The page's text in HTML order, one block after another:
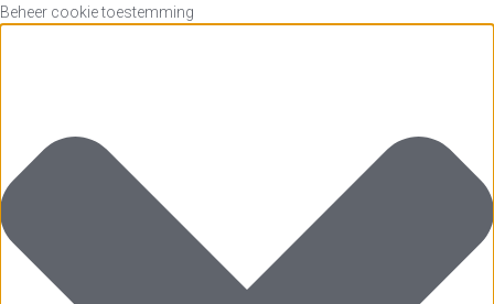
Beheer cookie toestemming